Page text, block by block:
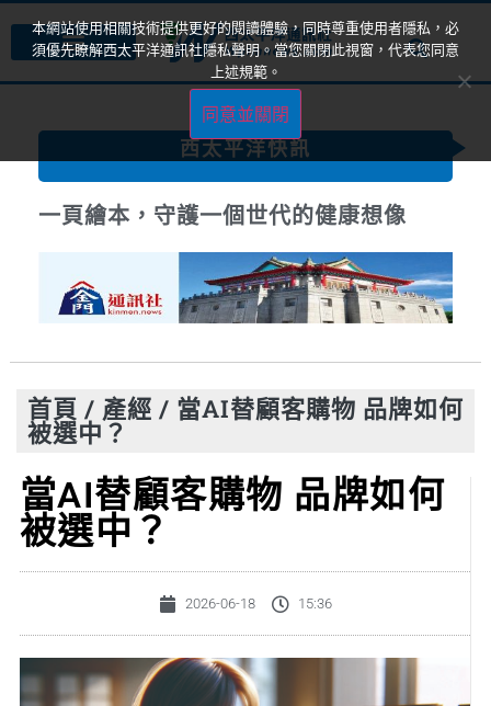
西太平洋快訊
一頁繪本，守護一個世代的健康想像
首頁 / 產經 / 當AI替顧客購物 品牌如何
被選中？
當AI替顧客購物 品牌如何
被選中？
2026-06-18 15:36
本網站使用相關技術提供更好的閱讀體驗，同時尊重使用者隱私，必
須優先瞭解西太平洋通訊社隱私聲明。當您關閉此視窗，代表您同意
上述規範。
同意並關閉